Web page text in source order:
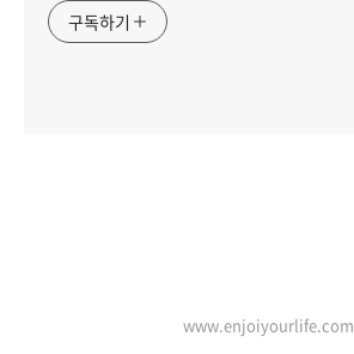
구독하기
www.enjoiyourlife.com